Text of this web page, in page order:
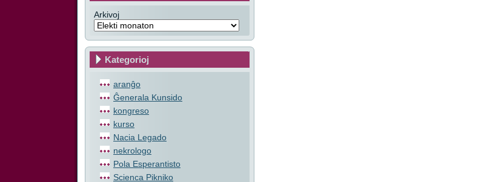
Arkivoj
Kategorioj
aranĝo
Ĝenerala Kunsido
kongreso
kurso
Nacia Legado
nekrologo
Pola Esperantisto
Scienca Pikniko